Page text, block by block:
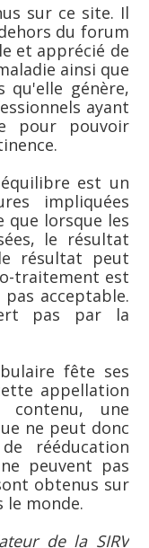
sur ce site. Il
du forum
et apprécié de
ainsi que
qu'elle génère,
ayant
pour pouvoir
est un
impliquées
que lorsque les
le résultat
résultat peut
traitement est
pas acceptable.
pas par la
fête ses
appellation
une
ne peut donc
rééducation
peuvent pas
obtenus sur
le monde.
de la SIRV